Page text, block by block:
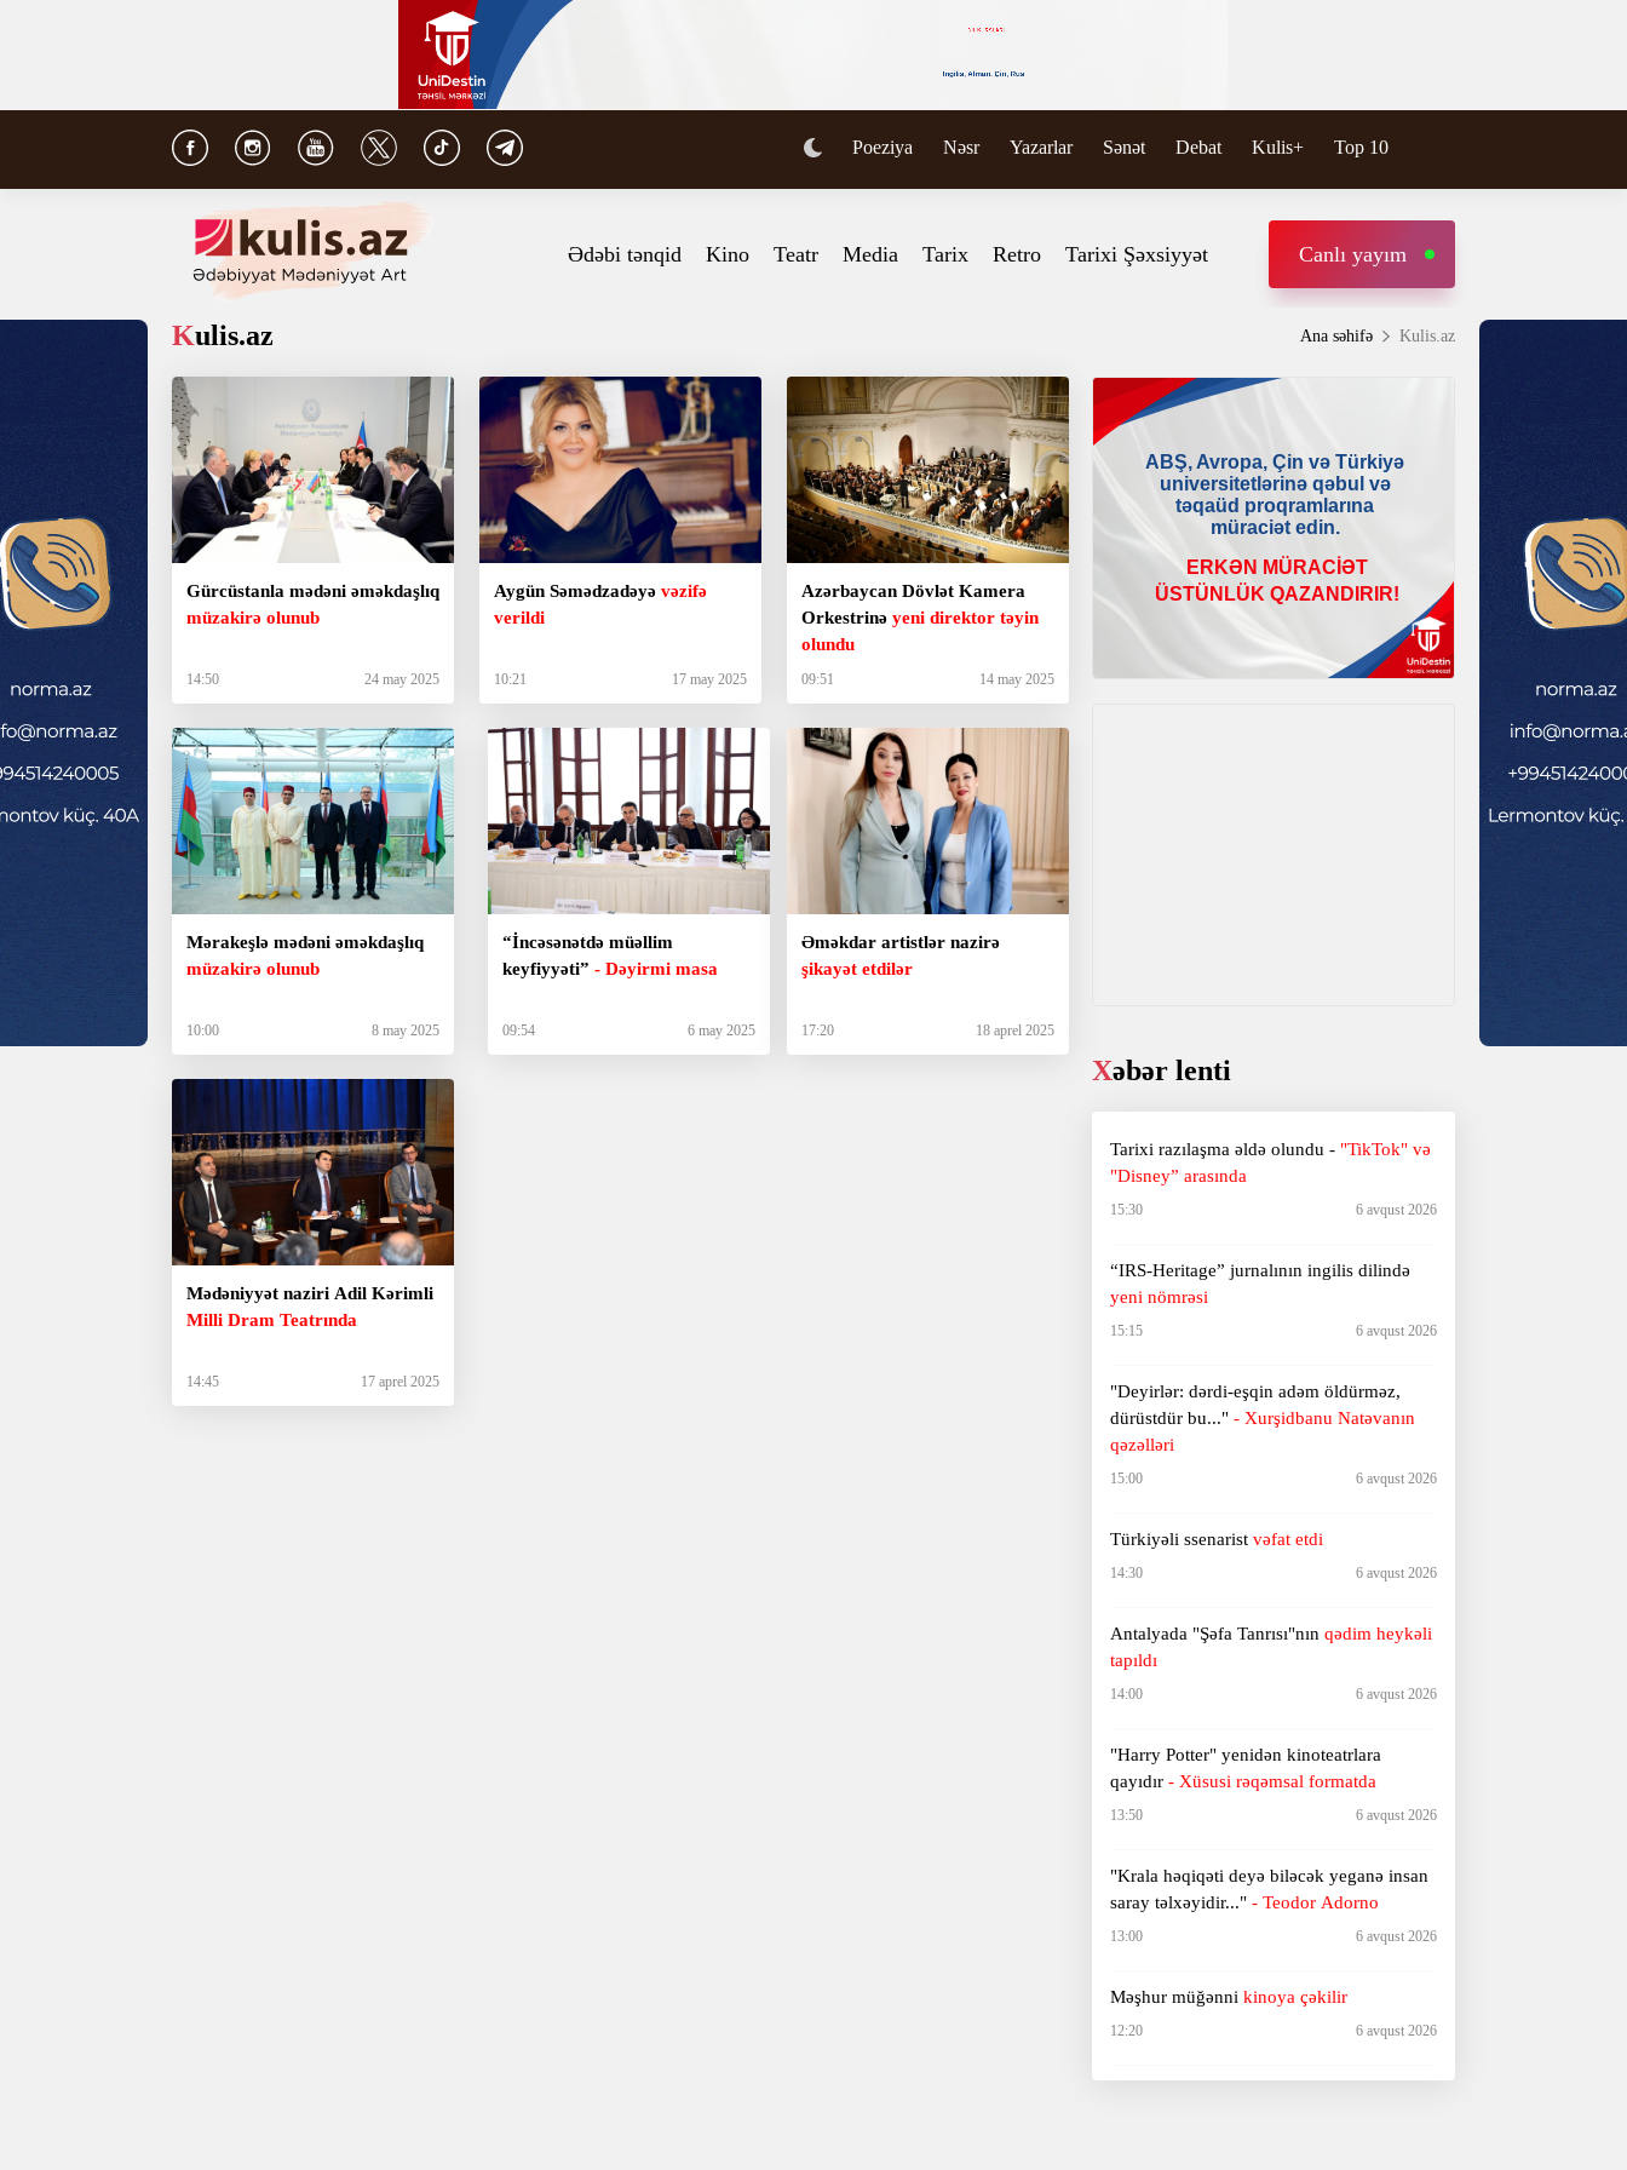
Poeziya Nəsr Yazarlar Sənət Debat Kulis+ Top 10
Ədəbi tənqid Kino Teatr Media Tarix Retro Tarixi Şəxsiyyət Canlı yayım
Kulis.az Ana səhifə Kulis.az
Gürcüstanla mədəni əməkdaşlıq
müzakirə olunub
14:50 24 may 2025
Aygün Səmədzadəyə vəzifə
verildi
10:21 17 may 2025
Azərbaycan Dövlət Kamera
Orkestrinə yeni direktor təyin
olundu
09:51 14 may 2025
Mərakeşlə mədəni əməkdaşlıq
müzakirə olunub
10:00 8 may 2025
“İncəsənətdə müəllim
keyfiyyəti” - Dəyirmi masa
09:54 6 may 2025
Əməkdar artistlər nazirə
şikayət etdilər
17:20 18 aprel 2025
Mədəniyyət naziri Adil Kərimli
Milli Dram Teatrında
14:45 17 aprel 2025
Xəbər lenti
Tarixi razılaşma əldə olundu - "TikTok" və
"Disney” arasında
15:30 6 avqust 2026
“IRS-Heritage” jurnalının ingilis dilində
yeni nömrəsi
15:15 6 avqust 2026
"Deyirlər: dərdi-eşqin adəm öldürməz,
dürüstdür bu..." - Xurşidbanu Natəvanın
qəzəlləri
15:00 6 avqust 2026
Türkiyəli ssenarist vəfat etdi
14:30 6 avqust 2026
Antalyada "Şəfa Tanrısı"nın qədim heykəli
tapıldı
14:00 6 avqust 2026
"Harry Potter" yenidən kinoteatrlara
qayıdır - Xüsusi rəqəmsal formatda
13:50 6 avqust 2026
"Krala həqiqəti deyə biləcək yeganə insan
saray təlxəyidir..." - Teodor Adorno
13:00 6 avqust 2026
Məşhur müğənni kinoya çəkilir
12:20 6 avqust 2026